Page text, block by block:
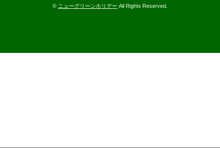
© ニューグリーンホリデー All Rights Reserved.